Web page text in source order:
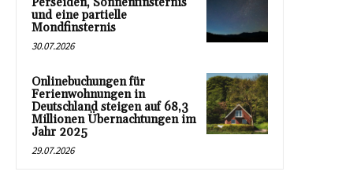
und eine partielle
Mondfinsternis
30.07.2026
Onlinebuchungen für
Ferienwohnungen in
Deutschland steigen auf 68,3
Millionen Übernachtungen im
Jahr 2025
29.07.2026